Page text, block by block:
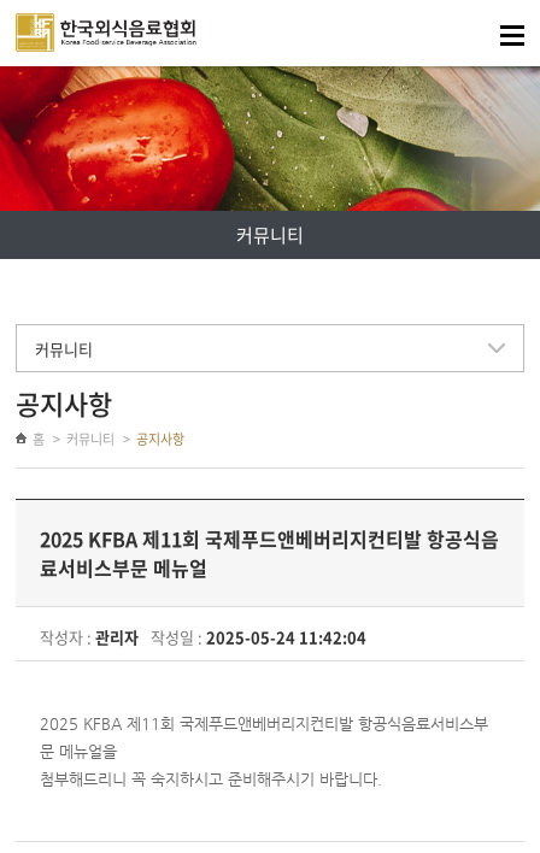
주메뉴 바로가기
컨텐츠 바로가기
커뮤니티
커뮤니티
공지사항
홈 커뮤니티 공지사항
2025 KFBA 제11회 국제푸드앤베버리지컨티발 항공식음
료서비스부문 메뉴얼
작성자 :관리자 작성일 :2025-05-24 11:42:04
2025 KFBA 제11회 국제푸드앤베버리지컨티발 항공식음료서비스부
문 메뉴얼을
첨부해드리니 꼭 숙지하시고 준비해주시기 바랍니다.